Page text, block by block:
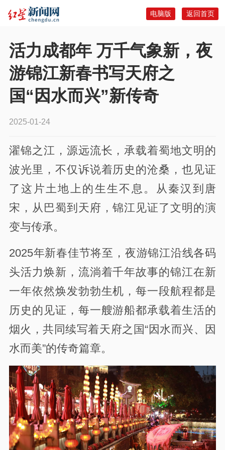
返回首页
电脑版
活力成都年 万千气象新，夜
游锦江新春书写天府之
国“因水而兴”新传奇
2025-01-24
濯锦之江，源远流长，承载着蜀地文明的
波光里，不仅诉说着历史的沧桑，也见证
了这片土地上的生生不息。从秦汉到唐
宋，从巴蜀到天府，锦江见证了文明的演
变与传承。
2025年新春佳节将至，夜游锦江沿线各码
头活力焕新，流淌着千年故事的锦江在新
一年依然焕发勃勃生机，每一段航程都是
历史的见证，每一艘游船都承载着生活的
烟火，共同续写着天府之国“因水而兴、因
水而美”的传奇篇章。